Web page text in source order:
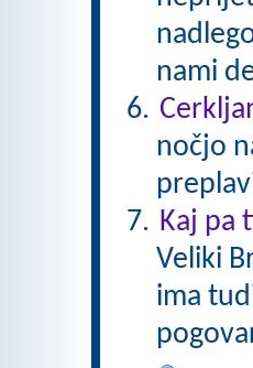
nami
nočjo
Kaj pa
Veliki
ima